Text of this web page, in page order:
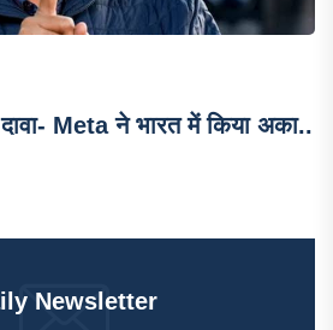
Meta ने भारत में किया अका..
Newsletter